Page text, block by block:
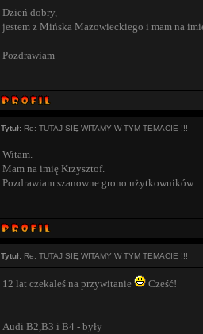
Dzień dobry,
jestem z Mińska Mazowieckiego i mam na
Pozdrawiam
Tytuł: Re: TUTAJ SIĘ WITAMY W TYM TEMACIE !!!
Witam.
Mam na imię Krzysztof.
Pozdrawiam szanowne grono użytkowników.
Tytuł: Re: TUTAJ SIĘ WITAMY W TYM TEMACIE !!!
12 lat czekaleś na przywitanie Cześć!
Audi B2,B3 i B4 - były